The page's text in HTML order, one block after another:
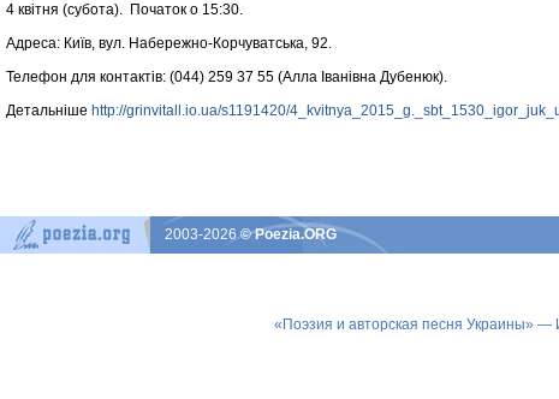
4 квітня (субота). Початок о 15:30.
Адреса: Київ, вул. Набережно-Корчуватська, 92.
Телефон для контактів: (044) 259 37 55 (Алла Іванівна Дубенюк).
Детальніше http://grinvitall.io.ua/s1191420/
2003-2026© Poezia.ORG
«Поэзия и авторская песня Украины» —